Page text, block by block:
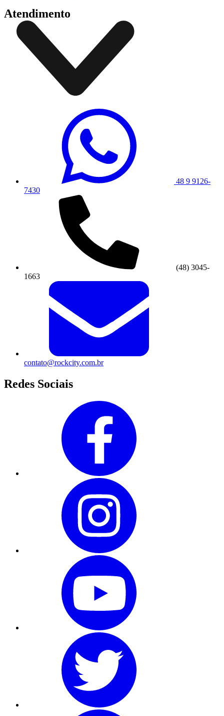
Atendimento
48 9 9126-
7430
(48) 3045-
1663
contato@rockcity.com.br
Redes Sociais